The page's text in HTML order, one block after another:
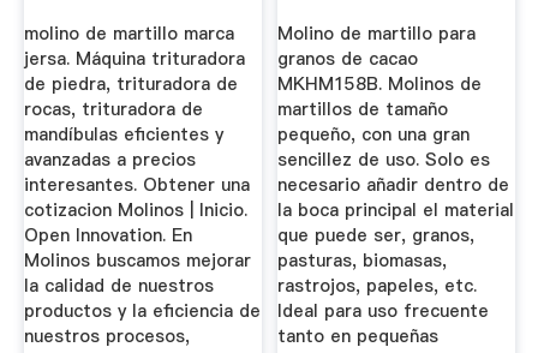
molino de martillo marca
jersa. Máquina trituradora
de piedra, trituradora de
rocas, trituradora de
mandíbulas eficientes y
avanzadas a precios
interesantes. Obtener una
cotizacion Molinos | Inicio.
Open Innovation. En
Molinos buscamos mejorar
la calidad de nuestros
productos y la eficiencia de
nuestros procesos,
Molino de martillo para
granos de cacao
MKHM158B. Molinos de
martillos de tamaño
pequeño, con una gran
sencillez de uso. Solo es
necesario añadir dentro de
la boca principal el material
que puede ser, granos,
pasturas, biomasas,
rastrojos, papeles, etc.
Ideal para uso frecuente
tanto en pequeñas